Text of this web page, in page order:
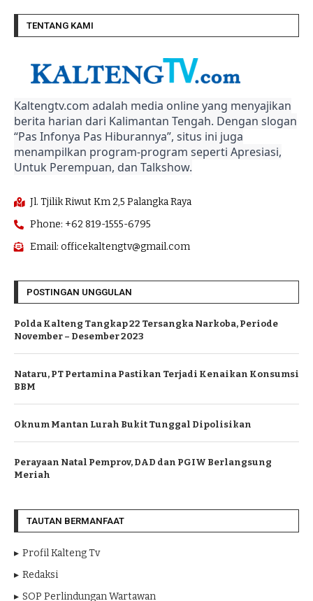
TENTANG KAMI
Kaltengtv.com adalah media online yang menyajikan
berita harian dari Kalimantan Tengah. Dengan slogan
“Pas Infonya Pas Hiburannya”, situs ini juga
menampilkan program-program seperti Apresiasi,
Untuk Perempuan, dan Talkshow.
Jl. Tjilik Riwut Km 2,5 Palangka Raya
Phone: +62 819-1555-6795
Email: officekaltengtv@gmail.com
POSTINGAN UNGGULAN
Polda Kalteng Tangkap 22 Tersangka Narkoba, Periode
November – Desember 2023
Nataru, PT Pertamina Pastikan Terjadi Kenaikan Konsumsi
BBM
Oknum Mantan Lurah Bukit Tunggal Dipolisikan
Perayaan Natal Pemprov, DAD dan PGIW Berlangsung
Meriah
TAUTAN BERMANFAAT
Profil Kalteng Tv
Redaksi
SOP Perlindungan Wartawan